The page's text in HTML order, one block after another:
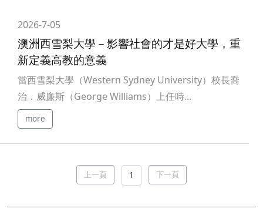
2026-7-05
澳洲西雪梨大學－影響社會的才是好大學，重
新定義高教的意義
當西雪梨大學（Western Sydney University）校長喬
治．威廉斯（George Williams）上任時...
more
上一頁 下一頁